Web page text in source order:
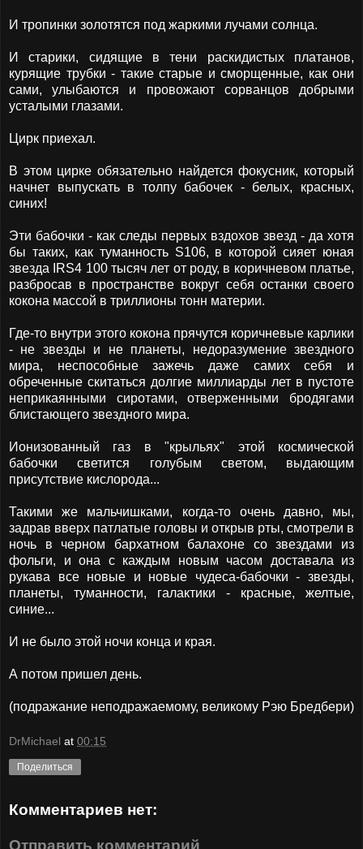
И тропинки золотятся под жаркими лучами солнца.
И старики, сидящие в тени раскидистых платанов,
курящие трубки - такие старые и сморщенные, как они
сами, улыбаются и провожают сорванцов добрыми
усталыми глазами.
Цирк приехал.
В этом цирке обязательно найдется фокусник, который
начнет выпускать в толпу бабочек - белых, красных,
синих!
Эти бабочки - как следы первых вздохов звезд - да хотя
бы таких, как туманность S106, в которой сияет юная
звезда IRS4 100 тысяч лет от роду, в коричневом платье,
разбросав в пространстве вокруг себя останки своего
кокона массой в триллионы тонн материи.
Где-то внутри этого кокона прячутся коричневые карлики
- не звезды и не планеты, недоразумение звездного
мира, неспособные зажечь даже самих себя и
обреченные скитаться долгие миллиарды лет в пустоте
неприкаянными сиротами, отверженными бродягами
блистающего звездного мира.
Ионизованный газ в "крыльях" этой космической
бабочки светится голубым светом, выдающим
присутствие кислорода...
Такими же мальчишками, когда-то очень давно, мы,
задрав вверх патлатые головы и открыв рты, смотрели в
ночь в черном бархатном балахоне со звездами из
фольги, и она с каждым новым часом доставала из
рукава все новые и новые чудеса-бабочки - звезды,
планеты, туманности, галактики - красные, желтые,
синие...
И не было этой ночи конца и края.
А потом пришел день.
(подражание неподражаемому, великому Рэю Бредбери)
DrMichael at 00:15
Поделиться
Комментариев нет:
Отправить комментарий